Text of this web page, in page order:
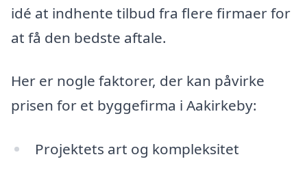
idé at indhente tilbud fra flere firmaer for
at få den bedste aftale.
Her er nogle faktorer, der kan påvirke
prisen for et byggefirma i Aakirkeby:
Projektets art og kompleksitet